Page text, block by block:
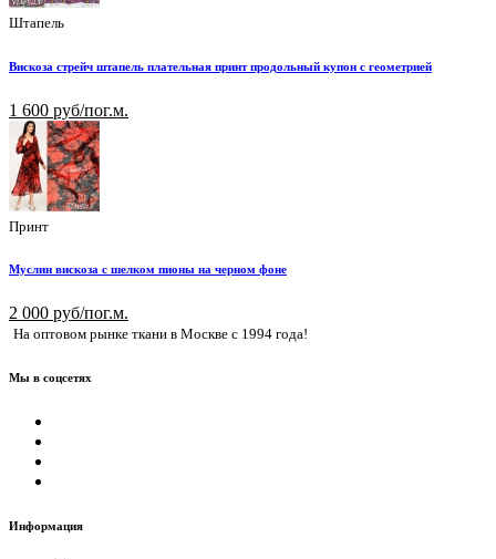
Штапель
Вискоза стрейч штапель плательная принт продольный купон с геометрией
1 600 руб/пог.м.
Принт
Муслин вискоза с шелком пионы на черном фоне
2 000 руб/пог.м.
На оптовом рынке ткани в Москве с 1994 года!
Мы в соцсетях
Информация